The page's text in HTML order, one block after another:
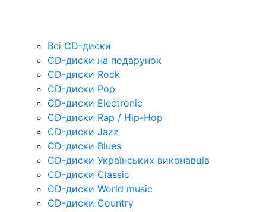
Всі CD-диски
CD-диски на подарунок
CD-диски Rock
CD-диски Pop
CD-диски Electronic
CD-диски Rap / Hip-Hop
CD-диски Jazz
CD-диски Blues
CD-диски Українських виконавців
CD-диски Classic
CD-диски World music
CD-диски Country